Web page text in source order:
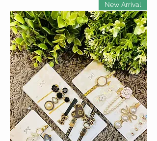
New Arrival